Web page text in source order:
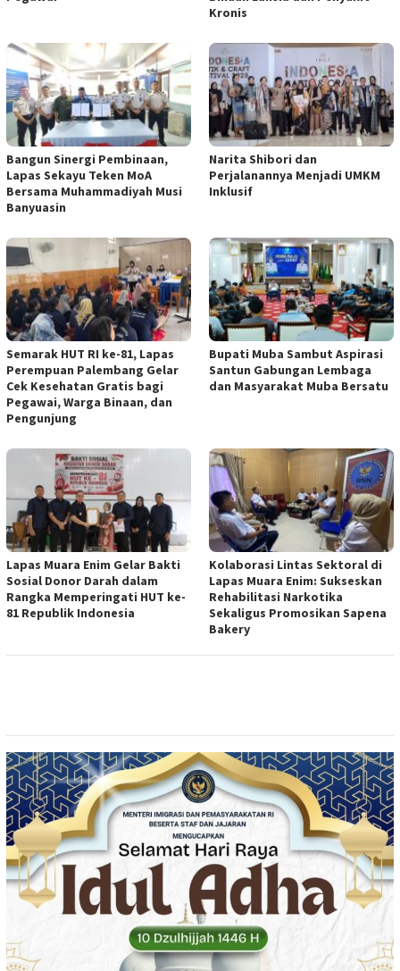
Kronis
Bangun Sinergi Pembinaan,
Lapas Sekayu Teken MoA
Bersama Muhammadiyah Musi
Banyuasin
Narita Shibori dan
Perjalanannya Menjadi UMKM
Inklusif
Semarak HUT RI ke-81, Lapas
Perempuan Palembang Gelar
Cek Kesehatan Gratis bagi
Pegawai, Warga Binaan, dan
Pengunjung
Bupati Muba Sambut Aspirasi
Santun Gabungan Lembaga
dan Masyarakat Muba Bersatu
Lapas Muara Enim Gelar Bakti
Sosial Donor Darah dalam
Rangka Memperingati HUT ke-
81 Republik Indonesia
Kolaborasi Lintas Sektoral di
Lapas Muara Enim: Sukseskan
Rehabilitasi Narkotika
Sekaligus Promosikan Sapena
Bakery